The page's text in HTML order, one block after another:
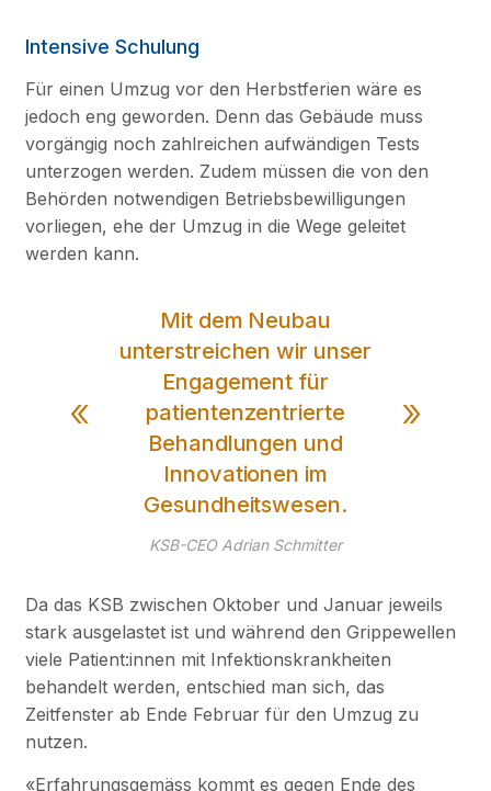
Intensive Schulung
Für einen Umzug vor den Herbstferien wäre es
jedoch eng geworden. Denn das Gebäude muss
vorgängig noch zahlreichen aufwändigen Tests
unterzogen werden. Zudem müssen die von den
Behörden notwendigen Betriebsbewilligungen
vorliegen, ehe der Umzug in die Wege geleitet
werden kann.
Mit dem Neubau
unterstreichen wir unser
Engagement für
patientenzentrierte
Behandlungen und
Innovationen im
Gesundheitswesen.
KSB-CEO Adrian Schmitter
Da das KSB zwischen Oktober und Januar jeweils
stark ausgelastet ist und während den Grippewellen
viele Patient:innen mit Infektionskrankheiten
behandelt werden, entschied man sich, das
Zeitfenster ab Ende Februar für den Umzug zu
nutzen.
«Erfahrungsgemäss kommt es gegen Ende des